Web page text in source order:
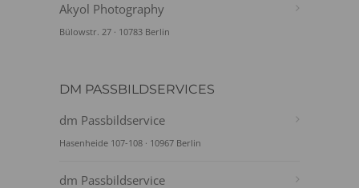
Akyol Photography
Bülowstr. 27 · 10783 Berlin
DM PASSBILDSERVICES
dm Passbildservice
Hasenheide 107-108 · 10967 Berlin
dm Passbildservice